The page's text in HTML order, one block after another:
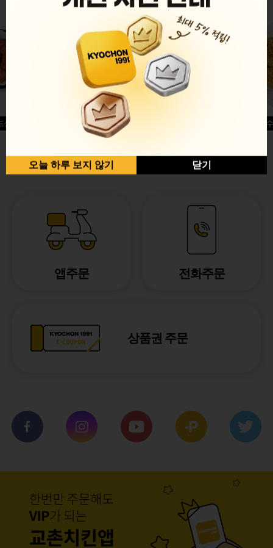
글윙
반반순살[레드+허니]
허니옥
앱주문 전화주문
상품권 주문
오늘 하루 보지 않기 닫기